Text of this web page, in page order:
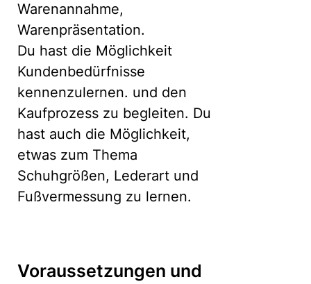
Warenannahme,
Warenpräsentation.
Du hast die Möglichkeit
Kundenbedürfnisse
kennenzulernen. und den
Kaufprozess zu begleiten. Du
hast auch die Möglichkeit,
etwas zum Thema
Schuhgrößen, Lederart und
Fußvermessung zu lernen.
Voraussetzungen und